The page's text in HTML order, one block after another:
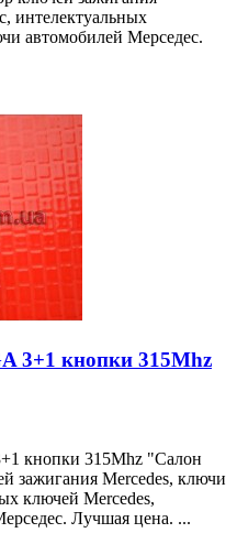
интелектуальных
автомобилей Мерседес.
3+1 кнопки 315Mhz
кнопки 315Mhz "Салон
зажигания Mercedes, ключи
ключей Mercedes,
Лучшая цена. ...